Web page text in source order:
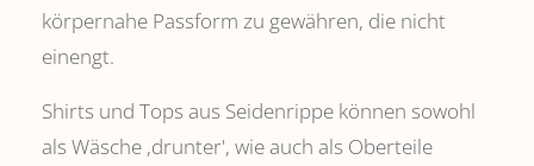
körpernahe Passform zu gewähren, die nicht
einengt.
Shirts und Tops aus Seidenrippe können sowohl
als Wäsche ,drunter', wie auch als Oberteile